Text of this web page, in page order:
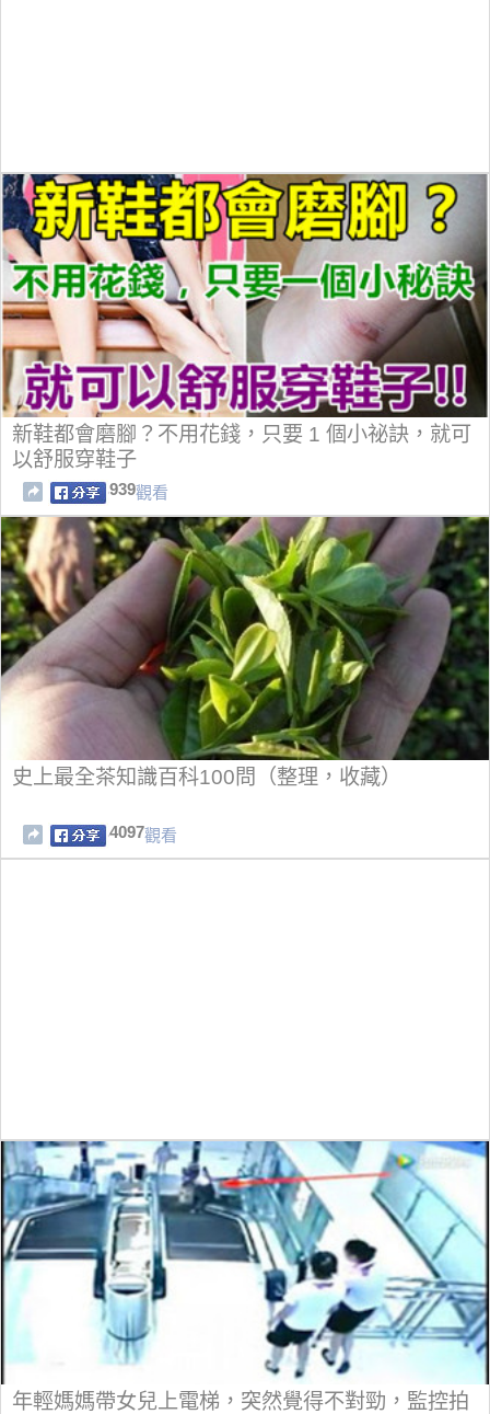
新鞋都會磨腳？不用花錢，只要 1 個小祕訣，就可
以舒服穿鞋子
939觀看
史上最全茶知識百科100問（整理，收藏）
4097觀看
年輕媽媽帶女兒上電梯，突然覺得不對勁，監控拍